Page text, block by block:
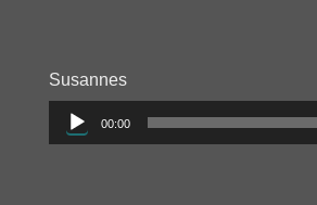
Susannes
d'àudio
00:00